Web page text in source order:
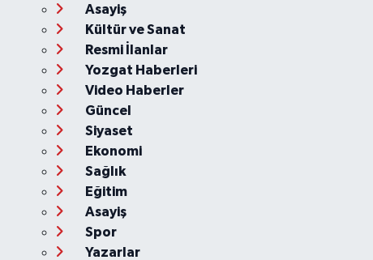
Asayiş
Kültür ve Sanat
Resmi İlanlar
Yozgat Haberleri
Video Haberler
Güncel
Siyaset
Ekonomi
Sağlık
Eğitim
Asayiş
Spor
Yazarlar